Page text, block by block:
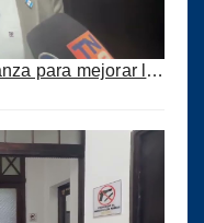
Se despierta una nueva esperanza para mejorar los puertos del país